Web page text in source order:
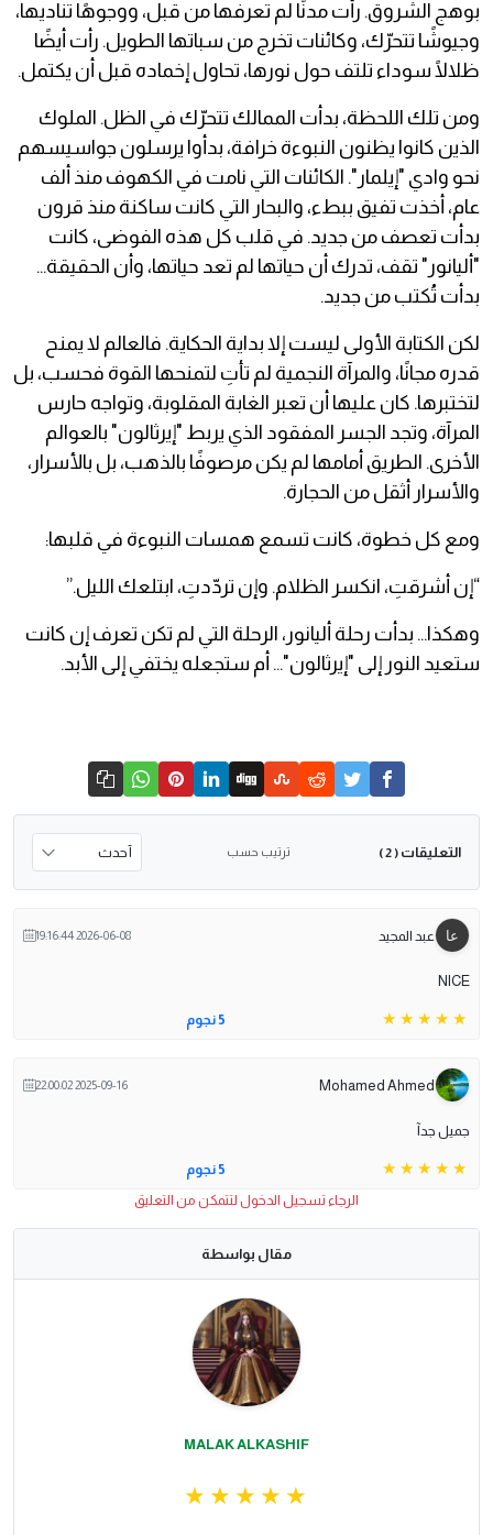
بوهج الشروق. رأت مدنًا لم تعرفها من قبل، ووجوهًا تناديها،
وجيوشًا تتحرّك، وكائنات تخرج من سباتها الطويل. رأت أيضًا
ظلالًا سوداء تلتف حول نورها، تحاول إخماده قبل أن يكتمل.
ومن تلك اللحظة، بدأت الممالك تتحرّك في الظل. الملوك
الذين كانوا يظنون النبوءة خرافة، بدأوا يرسلون جواسيسهم
نحو وادي "إيلمار". الكائنات التي نامت في الكهوف منذ ألف
عام، أخذت تفيق ببطء، والبحار التي كانت ساكنة منذ قرون
بدأت تعصف من جديد. في قلب كل هذه الفوضى، كانت
"أليانور" تقف، تدرك أن حياتها لم تعد حياتها، وأن الحقيقة…
بدأت تُكتب من جديد.
لكن الكتابة الأولى ليست إلا بداية الحكاية. فالعالم لا يمنح
قدره مجانًا، والمرآة النجمية لم تأتِ لتمنحها القوة فحسب، بل
لتختبرها. كان عليها أن تعبر الغابة المقلوبة، وتواجه حارس
المرآة، وتجد الجسر المفقود الذي يربط "إيرثالون" بالعوالم
الأخرى. الطريق أمامها لم يكن مرصوفًا بالذهب، بل بالأسرار،
والأسرار أثقل من الحجارة.
ومع كل خطوة، كانت تسمع همسات النبوءة في قلبها:
“إن أشرقتِ، انكسر الظلام. وإن تردّدتِ، ابتلعك الليل.”
وهكذا… بدأت رحلة أليانور، الرحلة التي لم تكن تعرف إن كانت
ستعيد النور إلى "إيرثالون"… أم ستجعله يختفي إلى الأبد.
التعليقات ( 2 ) ترتيب حسب
عبد المجيد 2026-06-08 19:16:44
NICE
5 نجوم
Mohamed Ahmed
2025-09-16 22:00:02
جميل جدآ
5 نجوم
الرجاء تسجيل الدخول لتتمكن من التعليق
مقال بواسطة
MALAK ALKASHIF